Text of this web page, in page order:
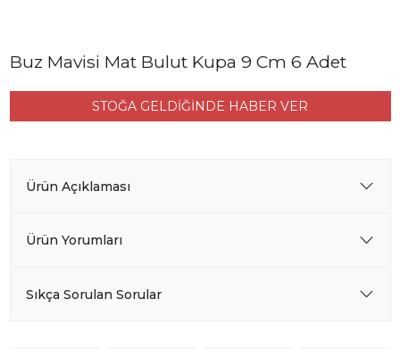
Buz Mavisi Mat Bulut Kupa 9 Cm 6 Adet
STOĞA GELDİĞİNDE HABER VER
Ürün Açıklaması
Ürün Yorumları
Sıkça Sorulan Sorular